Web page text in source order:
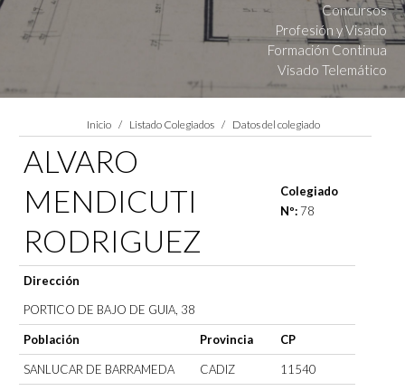
Concursos
Profesión y Visado
Formación Continua
Visado Telemático
Estás aquí:
Inicio Listado Colegiados Datos del colegiado
ALVARO
MENDICUTI
RODRIGUEZ
Colegiado
Nº:78
Dirección
PORTICO DE BAJO DE GUIA, 38
Población Provincia CP
SANLUCAR DE BARRAMEDA CADIZ 11540